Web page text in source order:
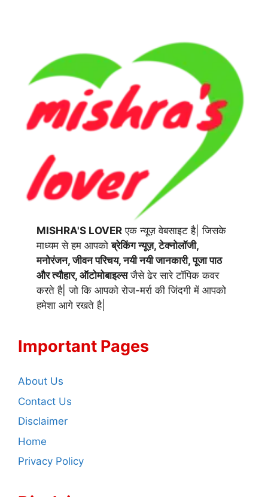
MISHRA'S LOVER एक न्यूज़ वेबसाइट है| जिसके
माध्यम से हम आपकोब्रेकिंग न्यूज़, टेक्नोलॉजी,
मनोरंजन, जीवन परिचय, नयी नयी जानकारी, पूजा पाठ
और त्यौहार, ऑटोमोबाइल्सजैसे ढेर सारे टॉपिक कवर
करते है| जो कि आपको रोज-मर्रा की जिंदगी में आपको
हमेशा आगे रखते है|
Important Pages
About Us
Contact Us
Disclaimer
Home
Privacy Policy